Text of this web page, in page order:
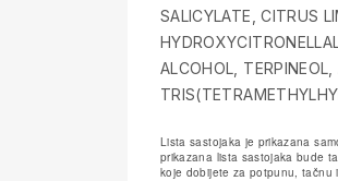
SALICYLATE, CITRUS
ALCOHOL,
Lista sastojaka je prikazana
prikazana lista sastojaka bude
koje dobijete za potpunu, tačnu